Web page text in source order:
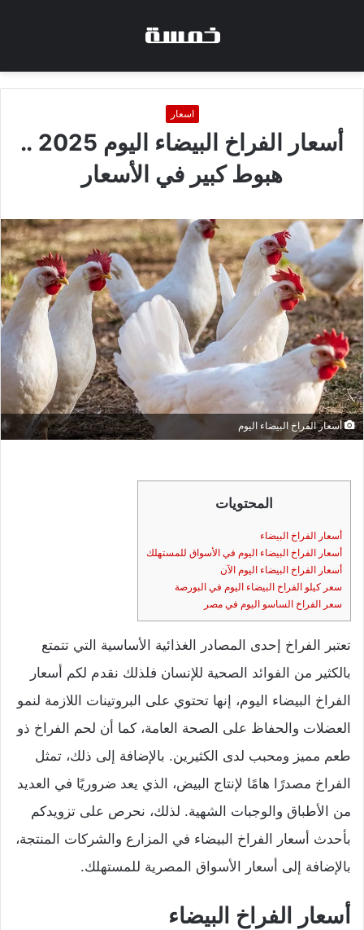
اسعار
أسعار الفراخ البيضاء اليوم 2025 ..
هبوط كبير في الأسعار
أسعار الفراخ البيضاء اليوم
المحتويات
أسعار الفراخ البيضاء
أسعار الفراخ البيضاء اليوم في الأسواق للمستهلك
أسعار الفراخ البيضاء اليوم الآن
سعر كيلو الفراخ البيضاء اليوم في البورصة
سعر الفراخ الساسو اليوم في مصر
تعتبر الفراخ إحدى المصادر الغذائية الأساسية التي تتمتع
بالكثير من الفوائد الصحية للإنسان فلذلك نقدم لكم أسعار
الفراخ البيضاء اليوم، إنها تحتوي على البروتينات اللازمة لنمو
العضلات والحفاظ على الصحة العامة، كما أن لحم الفراخ ذو
طعم مميز ومحبب لدى الكثيرين. بالإضافة إلى ذلك، تمثل
الفراخ مصدرًا هامًا لإنتاج البيض، الذي يعد ضروريًا في العديد
من الأطباق والوجبات الشهية. لذلك، نحرص على تزويدكم
بأحدث أسعار الفراخ البيضاء في المزارع والشركات المنتجة،
بالإضافة إلى أسعار الأسواق المصرية للمستهلك.
أسعار الفراخ البيضاء